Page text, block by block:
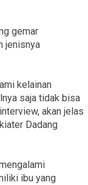
gemar
jenisnya
kelainan
saja tidak bisa
akan jelas
Dadang
ibu yang